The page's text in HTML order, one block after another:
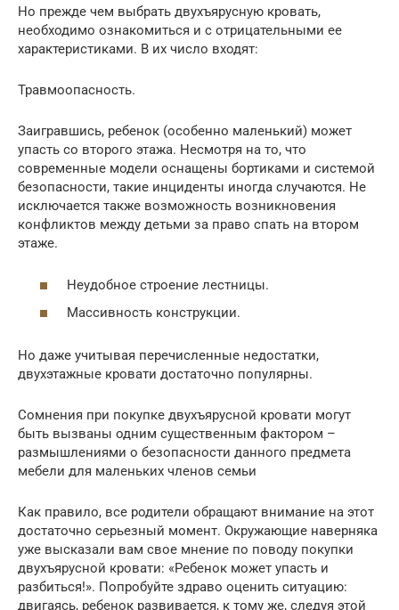
Но прежде чем выбрать двухъярусную кровать,
необходимо ознакомиться и с отрицательными ее
характеристиками. В их число входят:
Травмоопасность.
Заигравшись, ребенок (особенно маленький) может
упасть со второго этажа. Несмотря на то, что
современные модели оснащены бортиками и системой
безопасности, такие инциденты иногда случаются. Не
исключается также возможность возникновения
конфликтов между детьми за право спать на втором
этаже.
Неудобное строение лестницы.
Массивность конструкции.
Но даже учитывая перечисленные недостатки,
двухэтажные кровати достаточно популярны.
Сомнения при покупке двухъярусной кровати могут
быть вызваны одним существенным фактором –
размышлениями о безопасности данного предмета
мебели для маленьких членов семьи
Как правило, все родители обращают внимание на этот
достаточно серьезный момент. Окружающие наверняка
уже высказали вам свое мнение по поводу покупки
двухъярусной кровати: «Ребенок может упасть и
разбиться!». Попробуйте здраво оценить ситуацию:
двигаясь, ребенок развивается, к тому же, следуя этой